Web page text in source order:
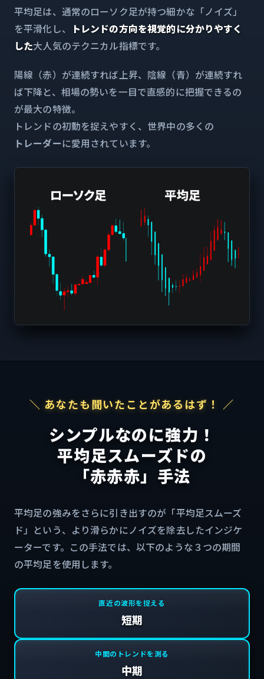
平均足は、通常のローソク足が持つ細かな「ノイズ」
を平滑化し、
トレンドの方向を視覚的に分かりやすく
した大人気のテクニカル指標です。
陽線（赤）が連続すれば上昇、陰線（青）が連続すれ
ば下降と、相場の勢いを一目で直感的に把握できるの
が最大の特徴。
トレンドの初動を捉えやすく、世界中の多くの
トレーダーに愛用されています。
＼ あなたも聞いたことがあるはず！ ／
シンプルなのに強力！
平均足スムーズドの
「赤赤赤」手法
平均足の強みをさらに引き出すのが「平均足スムーズ
ド」という、より滑らかにノイズを除去したインジケ
ーターです。この手法では、以下のような３つの期間
の平均足を使用します。
直近の波形を捉える
短期
中間のトレンドを測る
中期